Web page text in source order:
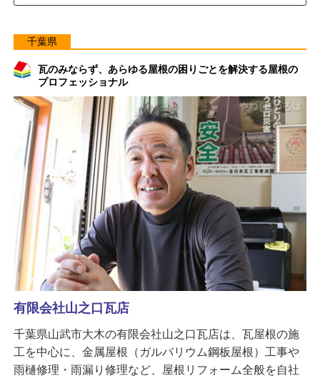
千葉県
瓦のみならず、あらゆる屋根の困りごとを解決する屋根の
プロフェッショナル
有限会社山之口瓦店
千葉県山武市大木の有限会社山之口瓦店は、瓦屋根の施
工を中心に、金属屋根（ガルバリウム鋼板屋根）工事や
雨樋修理・雨漏り修理など、屋根リフォーム全般を自社